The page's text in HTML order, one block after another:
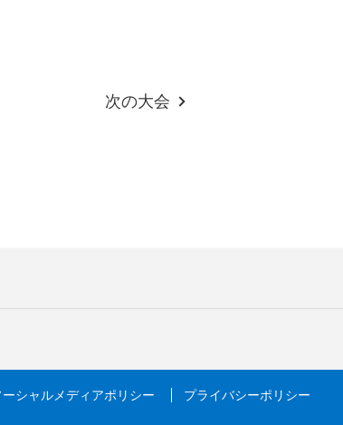
次の大会
ーシャルメディアポリシー
プライバシーポリシー